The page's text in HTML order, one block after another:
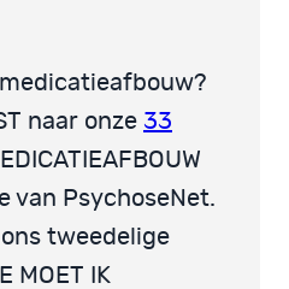
naar onze 33
van PsychoseNet.
tweedelige
MOET IK